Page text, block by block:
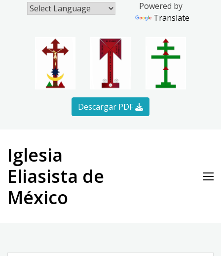
Powered by
Translate
Descargar PDF
content
Iglesia
Eliasista de
México